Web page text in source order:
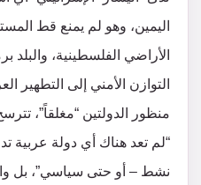
اليمين، وهو لم يمنع قط
الأراضي الفلسطينية،
التوازن الأمني ​​إلى التطهير
منظور الدولتين “مغلقاً”،
“لم تعد هناك أي دولة عربية
نشط – أو حتى سياسي”، بل